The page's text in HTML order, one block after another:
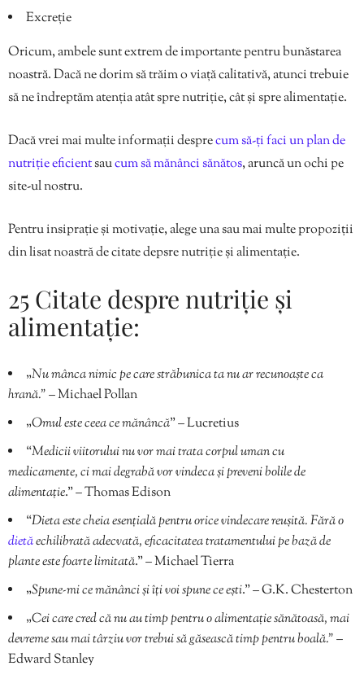
Excreție
Oricum, ambele sunt extrem de importante pentru bunăstarea
noastră. Dacă ne dorim să trăim o viață calitativă, atunci trebuie
să ne îndreptăm atenția atât spre nutriție, cât și spre alimentație.
Dacă vrei mai multe informații desprecum să-ți faci un plan de
nutriție eficientsaucum să mănânci sănătos, aruncă un ochi pe
site-ul nostru.
Pentru insiprație și motivație, alege una sau mai multe propoziții
din lisat noastră de citate depsre nutriție și alimentație.
25 Citate despre nutriție și
alimentație:
„Nu mânca nimic pe care străbunica ta nu ar recunoaște ca
hrană.”– Michael Pollan
„Omul este ceea ce mănâncă” – Lucretius
“Medicii viitorului nu vor mai trata corpul uman cu
medicamente, ci mai degrabă vor vindeca și preveni bolile de
alimentație.” – Thomas Edison
“Dieta este cheia esențială pentru orice vindecare reușită. Fără o
dietăechilibrată adecvată, eficacitatea tratamentului pe bază de
plante este foarte limitată.” – Michael Tierra
„Spune-mi ce mănânci și îți voi spune ce ești.” – G.K. Chesterton
„Cei care cred că nu au timp pentru o alimentație sănătoasă, mai
devreme sau mai târziu vor trebui să găsească timp pentru boală.”–
Edward Stanley